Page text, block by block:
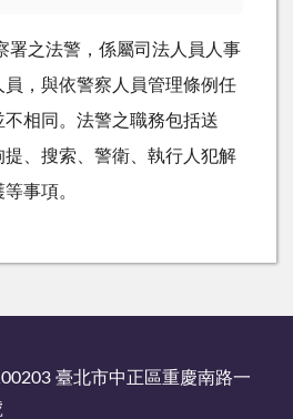
署之法警，係屬司法人員人事
，與依警察人員管理條例任
相同。法警之職務包括送
、搜索、警衛、執行人犯解
事項。
臺北市中正區重慶南路一